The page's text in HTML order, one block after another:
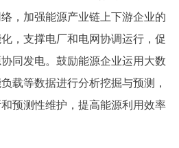
，加强能源产业链上下游企业的
，支撑电厂和电网协调运行，促
同发电。鼓励能源企业运用大数
载等数据进行分析挖掘与预测，
预测性维护，提高能源利用效率